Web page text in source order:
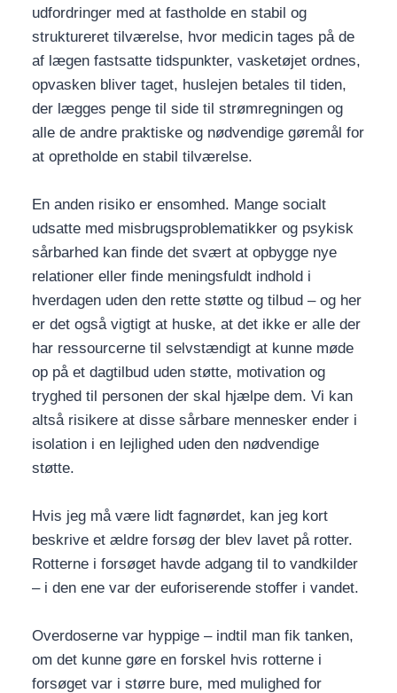
udfordringer med at fastholde en stabil og
struktureret tilværelse, hvor medicin tages på de
af lægen fastsatte tidspunkter, vasketøjet ordnes,
opvasken bliver taget, huslejen betales til tiden,
der lægges penge til side til strømregningen og
alle de andre praktiske og nødvendige gøremål for
at opretholde en stabil tilværelse.
En anden risiko er ensomhed. Mange socialt
udsatte med misbrugsproblematikker og psykisk
sårbarhed kan finde det svært at opbygge nye
relationer eller finde meningsfuldt indhold i
hverdagen uden den rette støtte og tilbud – og her
er det også vigtigt at huske, at det ikke er alle der
har ressourcerne til selvstændigt at kunne møde
op på et dagtilbud uden støtte, motivation og
tryghed til personen der skal hjælpe dem. Vi kan
altså risikere at disse sårbare mennesker ender i
isolation i en lejlighed uden den nødvendige
støtte.
Hvis jeg må være lidt fagnørdet, kan jeg kort
beskrive et ældre forsøg der blev lavet på rotter.
Rotterne i forsøget havde adgang til to vandkilder
– i den ene var der euforiserende stoffer i vandet.
Overdoserne var hyppige – indtil man fik tanken,
om det kunne gøre en forskel hvis rotterne i
forsøget var i større bure, med mulighed for